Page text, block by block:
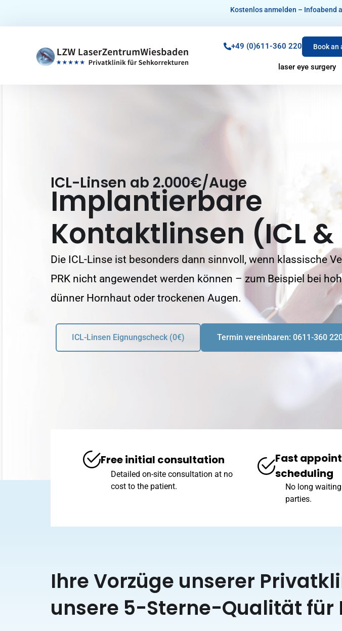
to
Kostenlos anmelden – Infoabend
+49 (0)611-360 220 Book an
laser eye surgery
ICL-Linsen ab 2.000€/Auge
Implantierbare
Kontaktlinsen (ICL &
Die ICL-Linse ist besonders dann sinnvoll, wenn klassische
PRK nicht angewendet werden können – zum Beispiel bei
dünner Hornhaut oder trockenen Augen.
ICL-Linsen Eignungscheck (0€) Termin vereinbaren: 0611-360
Free initial consultation
Detailed on-site consultation at no
cost to the patient.
Fast
scheduling
No long
parties.
Ihre Vorzüge unserer
unsere 5-Sterne-Qualität für